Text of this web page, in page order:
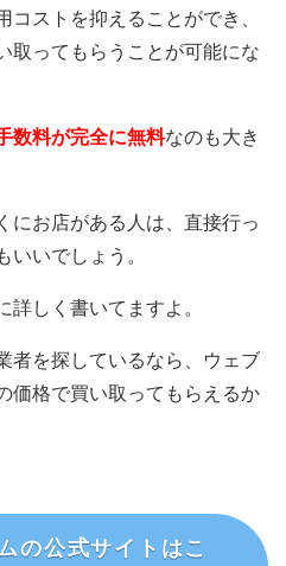
コストを抑えることができ、
取ってもらうことが可能にな
数料が完全に無料なのも大き
にお店がある人は、直接行っ
いいでしょう。
詳しく書いてますよ。
者を探しているなら、ウェブ
価格で買い取ってもらえるか
の公式サイトはこ